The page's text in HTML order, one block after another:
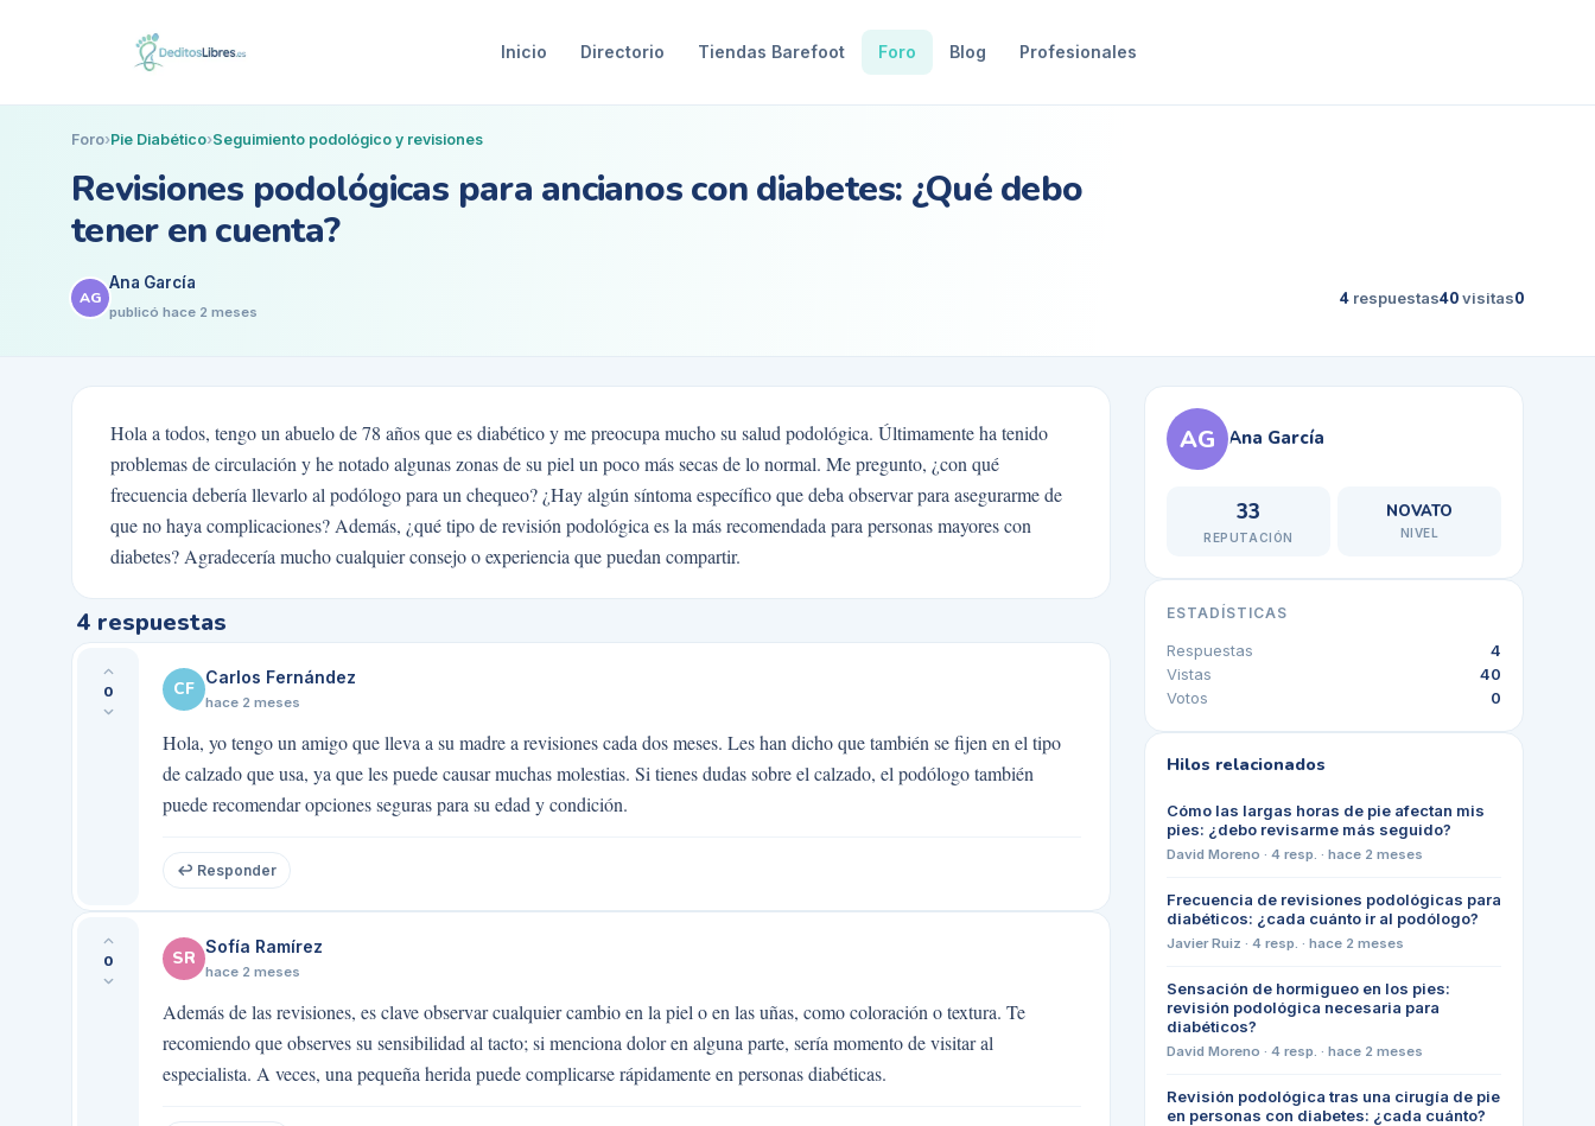
Inicio Directorio Tiendas Barefoot Foro Blog Profesionales
Foro›Pie Diabético›Seguimiento podológico y revisiones
Revisiones podológicas para ancianos con diabetes: ¿Qué debo
tener en cuenta?
AG
Ana García
publicó hace 2 meses
4 respuestas40visitas0
Hola a todos, tengo un abuelo de 78 años que es diabético y me preocupa mucho su salud podológica. Últimamente ha tenido
problemas de circulación y he notado algunas zonas de su piel un poco más secas de lo normal. Me pregunto, ¿con qué
frecuencia debería llevarlo al podólogo para un chequeo? ¿Hay algún síntoma específico que deba observar para asegurarme de
que no haya complicaciones? Además, ¿qué tipo de revisión podológica es la más recomendada para personas mayores con
diabetes? Agradecería mucho cualquier consejo o experiencia que puedan compartir.
4 respuestas
0 CF
Carlos Fernández
hace 2 meses
Hola, yo tengo un amigo que lleva a su madre a revisiones cada dos meses. Les han dicho que también se fijen en el tipo
de calzado que usa, ya que les puede causar muchas molestias. Si tienes dudas sobre el calzado, el podólogo también
puede recomendar opciones seguras para su edad y condición.
↩ Responder
0 SR
Sofía Ramírez
hace 2 meses
Además de las revisiones, es clave observar cualquier cambio en la piel o en las uñas, como coloración o textura. Te
recomiendo que observes su sensibilidad al tacto; si menciona dolor en alguna parte, sería momento de visitar al
especialista. A veces, una pequeña herida puede complicarse rápidamente en personas diabéticas.
AG Ana García
33
REPUTACIÓN
NOVATO
NIVEL
ESTADÍSTICAS
Respuestas
4
Vistas
40
Votos
0
Hilos relacionados
Cómo las largas horas de pie afectan mis
pies: ¿debo revisarme más seguido?
David Moreno · 4 resp. · hace 2 meses
Frecuencia de revisiones podológicas para
diabéticos: ¿cada cuánto ir al podólogo?
Javier Ruiz · 4 resp. · hace 2 meses
Sensación de hormigueo en los pies:
revisión podológica necesaria para
diabéticos?
David Moreno · 4 resp. · hace 2 meses
Revisión podológica tras una cirugía de pie
en personas con diabetes: ¿cada cuánto?